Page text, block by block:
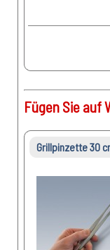
Fügen Sie auf
Grillpinzette 30